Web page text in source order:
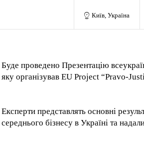
Київ, Україна
Буде проведено Презентацію
яку організував EU Project “Pravo-
Експерти представлять основні
середнього бізнесу в Україні та